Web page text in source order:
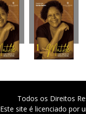
Todos os Direitos
Este site é licenciado por